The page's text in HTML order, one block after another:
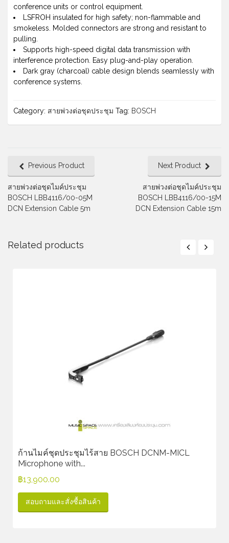
conference units or control equipment.
LSFROH insulated for high safety; non-flammable and
smokeless. Molded connectors are strong and resistant to
pulling.
Supports high-speed digital data transmission with
interference protection. Easy plug-and-play operation.
Dark gray (charcoal) cable design blends seamlessly with
conference systems.
Category: สายพ่วงต่อชุดประชุม Tag: BOSCH
Previous Product
สายพ่วงต่อชุดไมค์ประชุม
BOSCH LBB4116/00-05M
DCN Extension Cable 5m
Next Product
สายพ่วงต่อชุดไมค์ประชุม
BOSCH LBB4116/00-15M
DCN Extension Cable 15m
Related products
ก้านไมค์ชุดประชุมไร้สาย BOSCH DCNM-MICL
Microphone with...
฿13,900.00
สอบถามและสั่งซื้อสินค้า